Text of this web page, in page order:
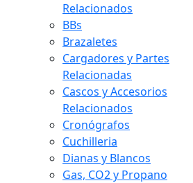
Relacionados
BBs
Brazaletes
Cargadores y Partes
Relacionadas
Cascos y Accesorios
Relacionados
Cronógrafos
Cuchilleria
Dianas y Blancos
Gas, CO2 y Propano